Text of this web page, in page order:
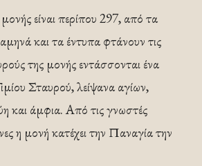
είναι περίπου 297, από τα
και τα έντυπα φτάνουν τις
της µονής εντάσσονται ένα
Σταυρού, λείψανα αγίων,
και άµφια. Από τις γνωστές
η µονή κατέχει την Παναγία την